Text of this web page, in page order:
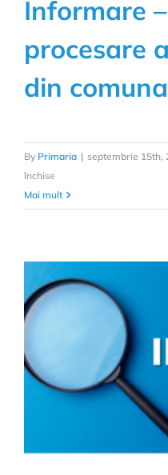
Informare
procesare
din
By Primaria | septembrie 15th,
închise
Informare
–
a
Mai mult